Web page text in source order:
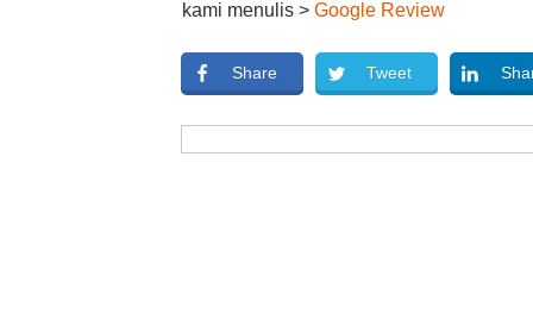
kami menulis > Google Review
Share Tweet